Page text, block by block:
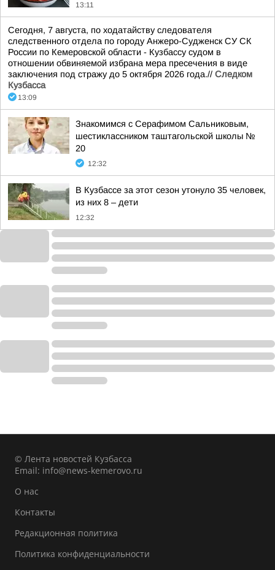
13:11
Сегодня, 7 августа, по ходатайству следователя
следственного отдела по городу Анжеро-Судженск СУ СК
России по Кемеровской области - Кузбассу судом в
отношении обвиняемой избрана мера пресечения в виде
заключения под стражу до 5 октября 2026 года.// Следком
Кузбасса
13:09
Знакомимся с Серафимом Сальниковым,
шестиклассником таштагольской школы №
20
12:32
В Кузбассе за этот сезон утонуло 35 человек,
из них 8 – дети
12:32
© Лента новостей Кузбасса
Email: info@news-kemerovo.ru
О нас
Контакты
Редакционная политика
Политика конфиденциальности